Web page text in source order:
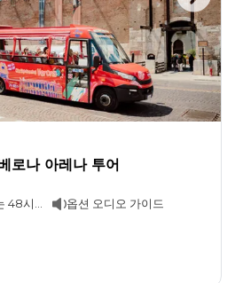
로나 아레나 투어
옵션 오디오 가이드